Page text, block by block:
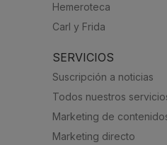
Hemeroteca
Carl y Frida
SERVICIOS
Suscripción a noticias
Todos nuestros
Marketing de
Marketing directo